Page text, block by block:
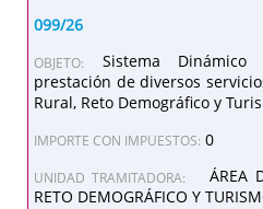
099/26
OBJETO:
Sistema
prestación de diversos
Rural, Reto Demográfico y
IMPORTE CON IMPUESTOS: 0
UNIDAD TRAMITADORA:
ÁREA
RETO DEMOGRÁFICO Y